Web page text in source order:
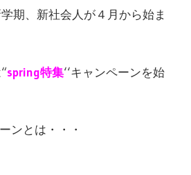
期、新社会人が４月から始ま
spring特集‘‘キャンペーンを始
ンとは・・・